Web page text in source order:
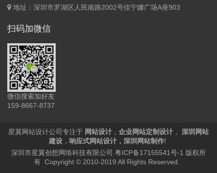
地址：深圳市罗湖区人民南路2002号佳宁娜广场A座903
扫码加微信
微信搜索加好友
159-8667-8737
星翼网站设计公司专注于 网站设计 ， 企业网站定制设计 ，
深圳网站
建设 ， 响应式网站设计 ， 深圳网站制作!
深圳市星翼创想网络科技有限公司 粤ICP备17155541号-1 版权所
有 Copyright © 2010-2019 All Rights Reserved.